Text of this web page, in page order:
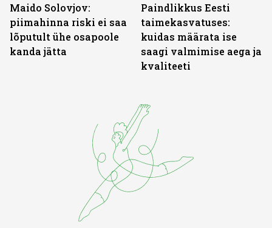
Maido Solovjov:
piimahinna riski ei saa
lõputult ühe osapoole
kanda jätta
Paindlikkus Eesti
taimekasvatuses:
kuidas määrata ise
saagi valmimise aega ja
kvaliteeti